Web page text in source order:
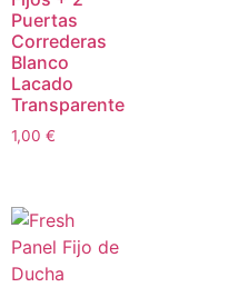
Puertas
Correderas
Blanco
Lacado
Transparente
1,00 €